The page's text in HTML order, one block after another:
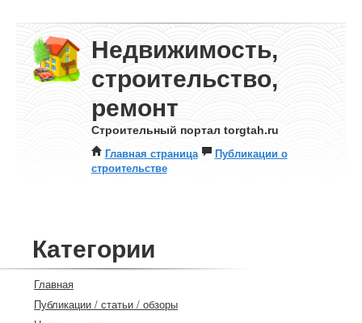
Недвижимость,
строительство,
ремонт
Строительный портал torgtah.ru
Главная страница
Публикации о
строительстве
Категории
Главная
Публикации / статьи / обзоры